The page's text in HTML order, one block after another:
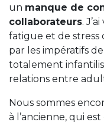
un manque de
collaborateurs.
fatigue et de stress
par les impératifs
totalement
relations entre
Nous sommes
à l’ancienne, qui